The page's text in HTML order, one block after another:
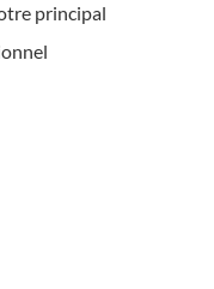
principal